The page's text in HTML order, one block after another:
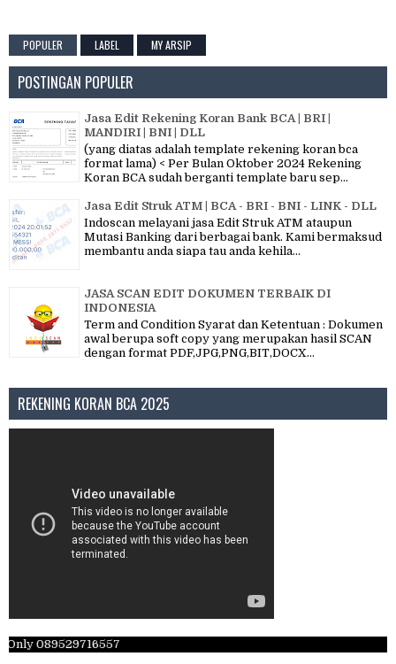
POPULER LABEL MY ARSIP
POSTINGAN POPULER
Jasa Edit Rekening Koran Bank BCA | BRI |
MANDIRI | BNI | DLL
(yang diatas adalah template rekening koran bca
format lama) < Per Bulan Oktober 2024 Rekening
Koran BCA sudah berganti template baru sep...
Jasa Edit Struk ATM | BCA - BRI - BNI - LINK - DLL
Indoscan melayani jasa Edit Struk ATM ataupun
Mutasi Banking dari berbagai bank. Kami bermaksud
membantu anda siapa tau anda kehila...
JASA SCAN EDIT DOKUMEN TERBAIK DI
INDONESIA
Term and Condition Syarat dan Ketentuan : Dokumen
awal berupa soft copy yang merupakan hasil SCAN
dengan format PDF,JPG,PNG,BIT,DOCX...
REKENING KORAN BCA 2025
089529716557